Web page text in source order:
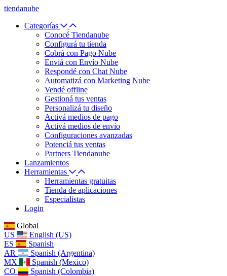
tiendanube
Categorías
Conocé Tiendanube
Configurá tu tienda
Cobrá con Pago Nube
Enviá con Envío Nube
Respondé con Chat Nube
Automatizá con Marketing Nube
Vendé offline
Gestioná tus ventas
Personalizá tu diseño
Activá medios de pago
Activá medios de envío
Configuraciones avanzadas
Potenciá tus ventas
Partners Tiendanube
Lanzamientos
Herramientas
Herramientas gratuitas
Tienda de aplicaciones
Especialistas
Login
Global
US
English (US)
ES
Spanish
AR
Spanish (Argentina)
MX
Spanish (Mexico)
CO
Spanish (Colombia)